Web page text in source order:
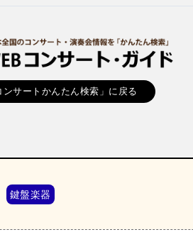
サートかんたん検索」に戻る
鍵盤楽器